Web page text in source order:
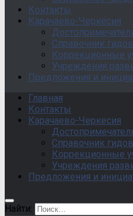
Контакты
Карачаево-Черкесия
Справочник гидов
Коррекционные
Учреждения
Предложения и
Главная
Контакты
Карачаево-Черкесия
Справочник гидов
Коррекционные
Учреждения
Предложения и
Найти: